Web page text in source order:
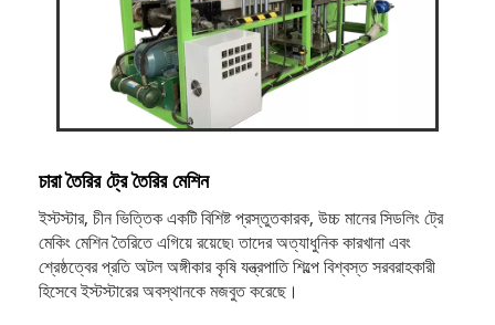
চারা তৈরির ট্রে তৈরির মেশিন
ইস্টস্টার, চীন ভিত্তিক একটি বিশিষ্ট প্রস্তুতকারক, উচ্চ মানের সিডলিং ট্রে
মেকিং মেশিন তৈরিতে এগিয়ে রয়েছে৷ তাদের অত্যাধুনিক কারখানা এবং
শ্রেষ্ঠত্বের প্রতি অটল অঙ্গীকার কৃষি যন্ত্রপাতি শিল্পে বিশ্বস্ত সরবরাহকারী
হিসেবে ইস্টস্টারের অবস্থানকে মজবুত করেছে।